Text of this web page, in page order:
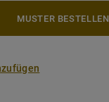
MUSTER BESTELLEN